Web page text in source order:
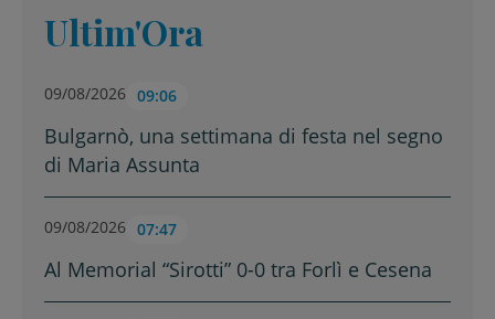
Ultim'Ora
09/08/2026 09:06
Bulgarnò, una settimana di festa nel segno
di Maria Assunta
09/08/2026 07:47
Al Memorial “Sirotti” 0-0 tra Forlì e Cesena